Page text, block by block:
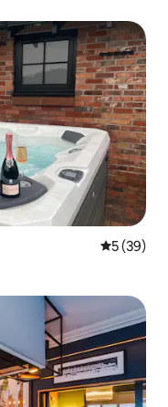
平均评分
5 (39)